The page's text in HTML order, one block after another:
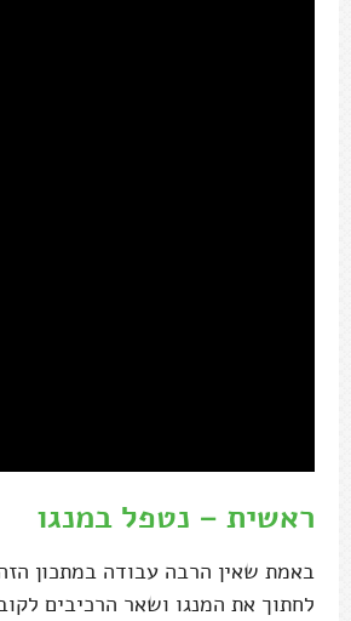
ראשית – נטפל במנגו
באמת שאין הרבה עבודה במתכון
לחתוך את המנגו ושאר הרכיבים